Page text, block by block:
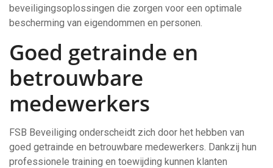
beveiligingsoplossingen die zorgen voor een optimale
bescherming van eigendommen en personen.
Goed getrainde en
betrouwbare
medewerkers
FSB Beveiliging onderscheidt zich door het hebben van
goed getrainde en betrouwbare medewerkers. Dankzij hun
professionele training en toewijding kunnen klanten